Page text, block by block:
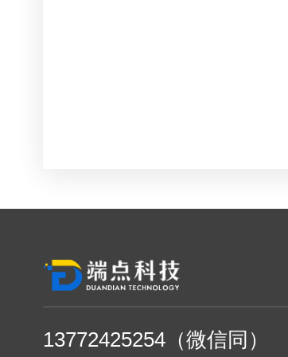
13772425254（微信同）